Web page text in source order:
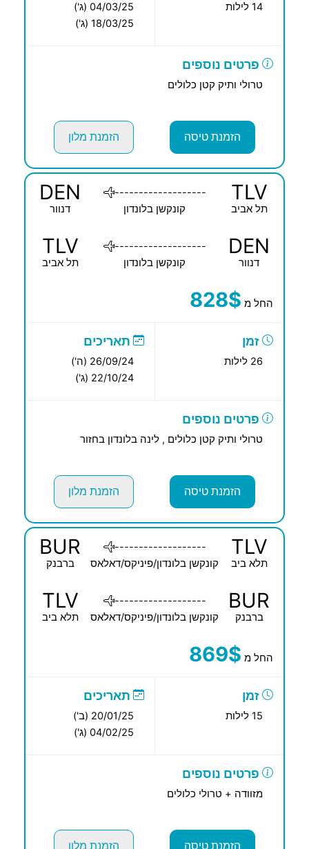
14 לילות
04/03/25 (ג')
18/03/25 (ג')
פרטים נוספים
טרולי ותיק קטן כלולים
הזמנת טיסה הזמנת מלון
TLV
תל אביב
-------------------
קונקשן בלונדון
DEN
דנוור
DEN
דנוור
-------------------
קונקשן בלונדון
TLV
תל אביב
החל מ 828$
זמן
26 לילות
תאריכים
26/09/24 (ה')
22/10/24 (ג')
פרטים נוספים
טרולי ותיק קטן כלולים , לינה בלונדון בחזור
הזמנת טיסה הזמנת מלון
TLV
תלא ביב
-------------------
קונקשן בלונדון/פיניקס/דאלאס
BUR
ברבנק
BUR
ברבנק
-------------------
קונקשן בלונדון/פיניקס/דאלאס
TLV
תלא ביב
החל מ 869$
זמן
15 לילות
תאריכים
20/01/25 (ב')
04/02/25 (ג')
פרטים נוספים
מזוודה + טרולי כלולים
הזמנת טיסה הזמנת מלון